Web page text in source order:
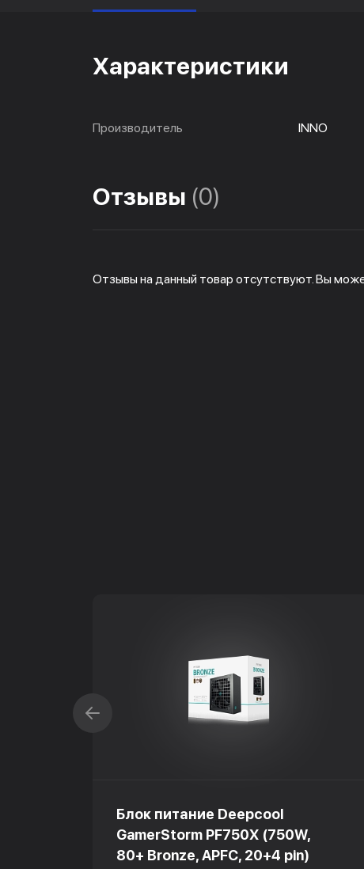
Характеристики
Производитель INNO
Отзывы (0)
Отзывы на данный товар отсутствуют. Вы
Блок питание Deepcool
GamerStorm PF750X (750W,
80+ Bronze, APFC, 20+4 pin)